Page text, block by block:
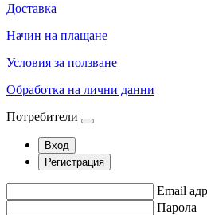
Доставка
Начин на плащане
Условия за ползване
Обработка на лични данни
Потребители
Вход
Регистрация
Email
Парола